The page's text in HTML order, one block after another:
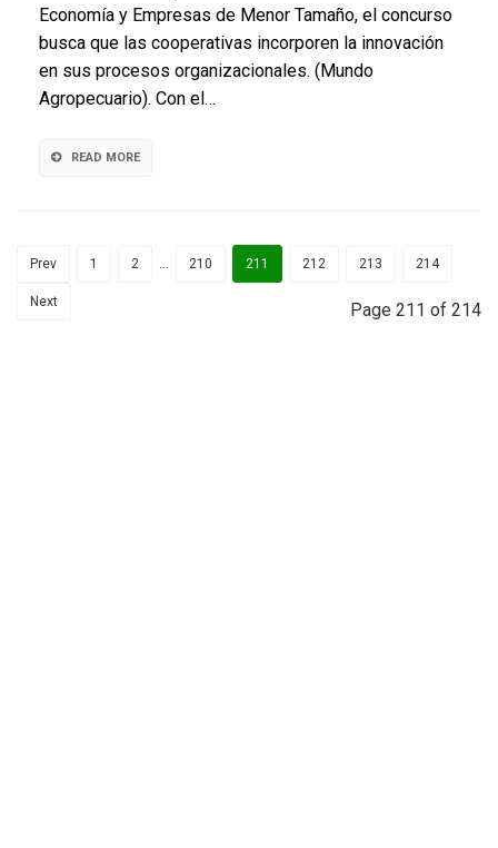
de
la
Economía y Empresas de Menor Tamaño, el concurso
busca que las cooperativas incorporen la innovación
en sus procesos organizacionales. (Mundo
Agropecuario). Con el…
READ MORE
Prev 1 2 … 210 211 212 213 214
Next Page 211 of 214